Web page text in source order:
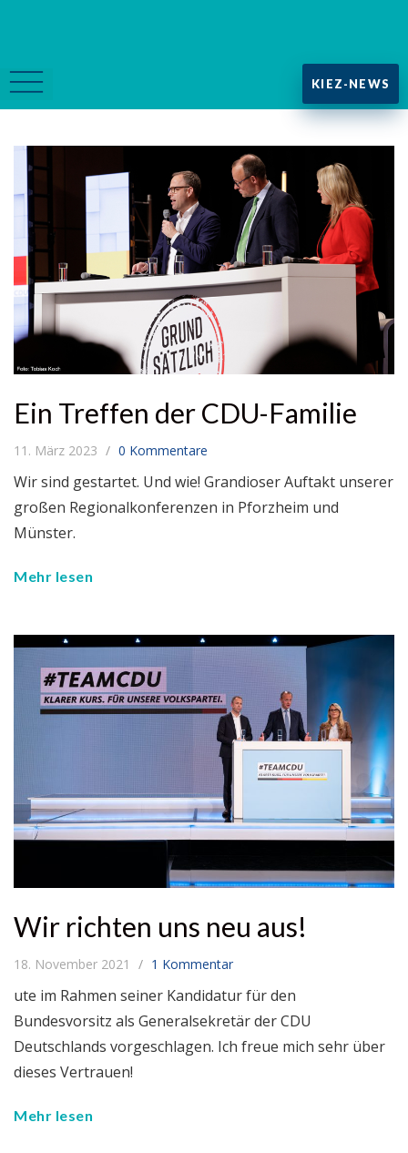
KIEZ-NEWS
Ein Treffen der CDU-Familie
11. März 2023 0 Kommentare
Wir sind gestartet. Und wie! Grandioser Auftakt unserer
großen Regionalkonferenzen in Pforzheim und
Münster.
Mehr lesen
Wir richten uns neu aus!
18. November 2021 1 Kommentar
ute im Rahmen seiner Kandidatur für den
Bundesvorsitz als Generalsekretär der CDU
Deutschlands vorgeschlagen. Ich freue mich sehr über
dieses Vertrauen!
Mehr lesen